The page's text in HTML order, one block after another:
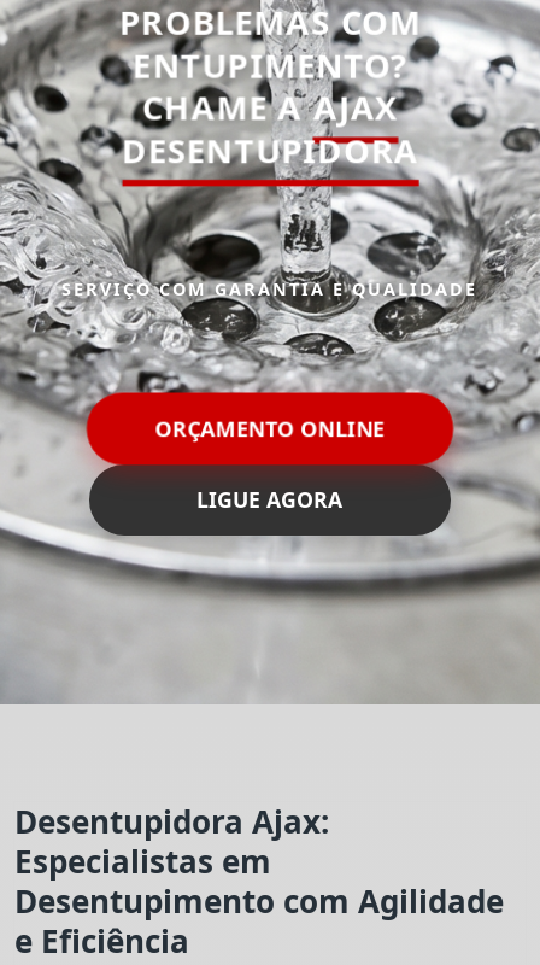
PROBLEMAS COM
ENTUPIMENTO?
CHAME AAJAX
DESENTUPIDORA
SERVIÇO COM GARANTIA E QUALIDADE
ORÇAMENTO ONLINE
LIGUE AGORA
Desentupidora Ajax:
Especialistas em
Desentupimento com Agilidade
e Eficiência